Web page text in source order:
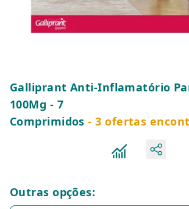
Galliprant Anti-Inflamatório
100Mg - 7
Comprimidos - 3 ofertas
Outras opções: